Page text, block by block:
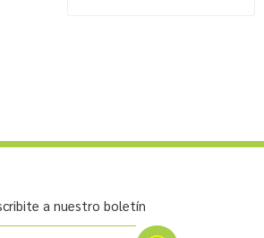
a nuestro boletín